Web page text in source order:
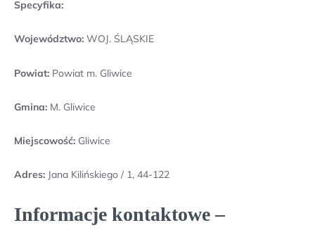
Specyfika:
Województwo: WOJ. ŚLĄSKIE
Powiat: Powiat m. Gliwice
Gmina: M. Gliwice
Miejscowość: Gliwice
Adres: Jana Kilińskiego / 1, 44-122
Informacje kontaktowe –